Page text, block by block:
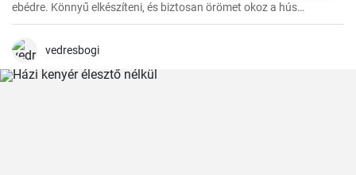
ebédre. Könnyű elkészíteni, és biztosan örömet okoz a hús
szerelmeseinek ízlelőbimbóinak.
vedresbogi